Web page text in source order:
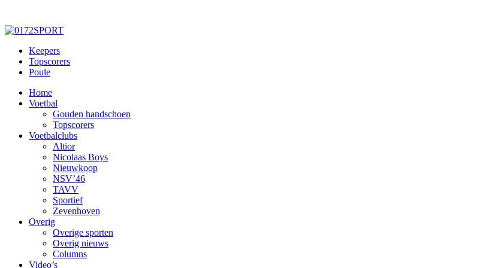
Keepers
Topscorers
Poule
Home
Voetbal
Gouden handschoen
Topscorers
Voetbalclubs
Altior
Nicolaas Boys
Nieuwkoop
NSV’46
TAVV
Sportief
Zevenhoven
Overig
Overige sporten
Overig nieuws
Columns
Video’s